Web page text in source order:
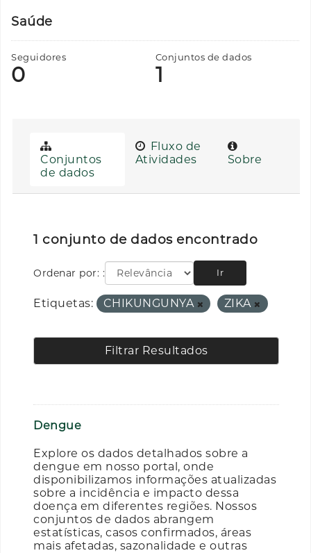
Saúde
Seguidores
0
Conjuntos de dados
1
Conjuntos
de dados
Fluxo de
Atividades
Sobre
1 conjunto de dados encontrado
Ordenar por: Ir
Etiquetas: CHIKUNGUNYA ZIKA
Filtrar Resultados
Dengue
Explore os dados detalhados sobre a
dengue em nosso portal, onde
disponibilizamos informações atualizadas
sobre a incidência e impacto dessa
doença em diferentes regiões. Nossos
conjuntos de dados abrangem
estatísticas, casos confirmados, áreas
mais afetadas, sazonalidade e outras